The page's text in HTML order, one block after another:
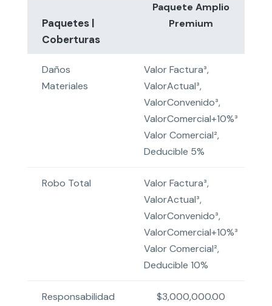
Paquetes |
Coberturas
Paquete Amplio
Premium
Daños
Materiales
Valor Factura³,
ValorActual³,
ValorConvenido³,
ValorComercial+10%³
Valor Comercial²,
Deducible 5%
Robo Total
Valor Factura³,
ValorActual³,
ValorConvenido³,
ValorComercial+10%³
Valor Comercial²,
Deducible 10%
Responsabilidad
$3,000,000.00